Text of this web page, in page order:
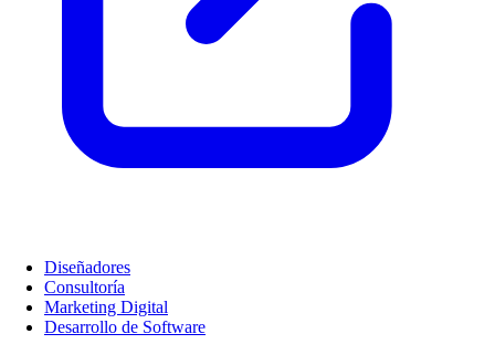
Diseñadores
Consultoría
Marketing Digital
Desarrollo de Software